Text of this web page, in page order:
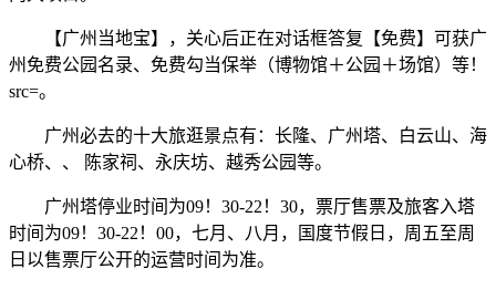
【广州当地宝】，关心后正在对话框答复【免费】可获广
州免费公园名录、免费勾当保举（博物馆＋公园＋场馆）等！
src=。
广州必去的十大旅逛景点有：长隆、广州塔、白云山、海
心桥、、 陈家祠、永庆坊、越秀公园等。
广州塔停业时间为09！30-22！30，票厅售票及旅客入塔
时间为09！30-22！00，七月、八月，国度节假日，周五至周
日以售票厅公开的运营时间为准。